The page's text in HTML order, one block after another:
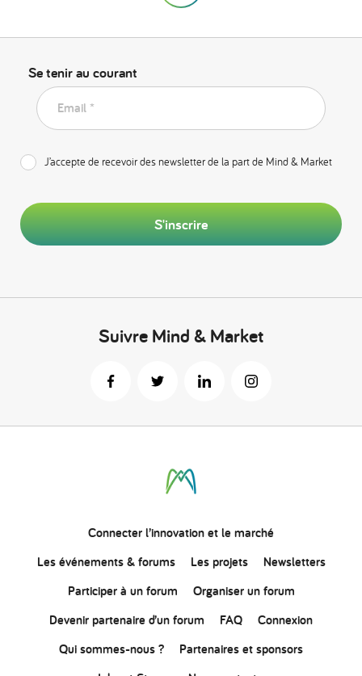
Se tenir au courant
Email *
J’accepte de recevoir des newsletter de la part de Mind & Market
S'inscrire
Suivre Mind & Market
Connecterl’innovationet le marché
Les événements & forums
Les projets
Newsletters
Participer à un forum
Organiser un forum
Devenir partenaire d’un forum
FAQ
Connexion
Qui sommes-nous ?
Partenaires et sponsors